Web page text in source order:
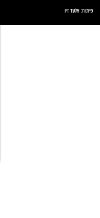
פיתוח:אלעד זיו